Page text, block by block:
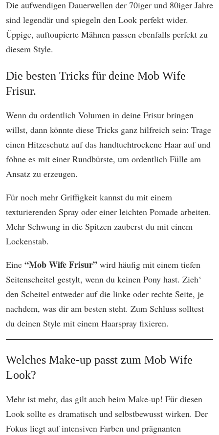
Die aufwendigen Dauerwellen der 70iger und 80iger Jahre
sind legendär und spiegeln den Look perfekt wider.
Üppige, auftoupierte Mähnen passen ebenfalls perfekt zu
diesem Style.
Die besten Tricks für deine Mob Wife
Frisur.
Wenn du ordentlich Volumen in deine Frisur bringen
willst, dann könnte diese Tricks ganz hilfreich sein: Trage
einen Hitzeschutz auf das handtuchtrockene Haar auf und
föhne es mit einer Rundbürste, um ordentlich Fülle am
Ansatz zu erzeugen.
Für noch mehr Griffigkeit kannst du mit einem
texturierenden Spray oder einer leichten Pomade arbeiten.
Mehr Schwung in die Spitzen zauberst du mit einem
Lockenstab.
Eine “Mob Wife Frisur” wird häufig mit einem tiefen
Seitenscheitel gestylt, wenn du keinen Pony hast. Zieh‘
den Scheitel entweder auf die linke oder rechte Seite, je
nachdem, was dir am besten steht. Zum Schluss solltest
du deinen Style mit einem Haarspray fixieren.
Welches Make-up passt zum Mob Wife
Look?
Mehr ist mehr, das gilt auch beim Make-up! Für diesen
Look sollte es dramatisch und selbstbewusst wirken. Der
Fokus liegt auf intensiven Farben und prägnanten